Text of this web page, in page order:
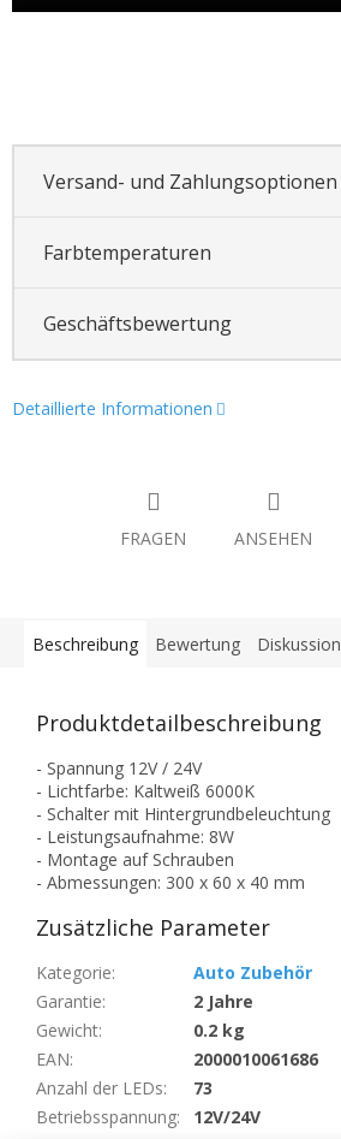
Versand- und Zahlungsoptionen
Farbtemperaturen
Geschäftsbewertung
Detaillierte Informationen
FRAGEN ANSEHEN
Beschreibung Bewertung Diskussion
Produktdetailbeschreibung
- Spannung 12V / 24V
- Lichtfarbe: Kaltweiß 6000K
- Schalter mit Hintergrundbeleuchtung
- Leistungsaufnahme: 8W
- Montage auf Schrauben
- Abmessungen: 300 x 60 x 40 mm
Zusätzliche Parameter
Kategorie:
Auto Zubehör
Garantie:
2 Jahre
Gewicht:
0.2 kg
EAN:
2000010061686
Anzahl der LEDs:
73
Betriebsspannung:
12V/24V